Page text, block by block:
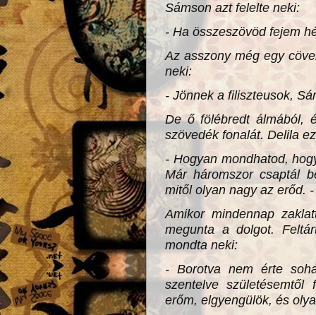
Sámson azt felelte neki:
- Ha összeszövöd fejem
Az asszony még egy
neki:
- Jönnek a filiszteusok,
De ő fölébredt álmából,
szövedék fonalát. Delila
- Hogyan mondhatod,
Már háromszor csaptál
mitől olyan nagy az erőd. -
Amikor mindennap
megunta a dolgot.
mondta neki:
- Borotva nem érte
szentelve
erőm, elgyengülök, és